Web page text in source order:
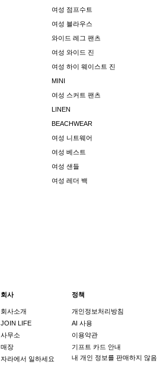
여성 점프수트
여성 블라우스
와이드 레그 팬츠
여성 와이드 진
여성 하이 웨이스트 진
MINI
여성 스커트 팬츠
LINEN
BEACHWEAR
여성 니트웨어
여성 베스트
여성 샌들
여성 레더 백
회사
회사소개
JOIN LIFE
사무소
매장
자라에서 일하세요
정책
개인정보처리방침
AI 사용
이용약관
기프트 카드 안내
내 개인 정보를 판매하지 않음